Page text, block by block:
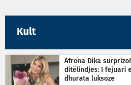
Kult
Afrona Dika
ditëlindjes: I fejuari
dhurata luksoze